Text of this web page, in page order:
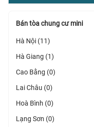
Bán tòa chung cư mini
Hà Nội (11)
Hà Giang (1)
Cao Bằng (0)
Lai Châu (0)
Hoà Bình (0)
Lạng Sơn (0)